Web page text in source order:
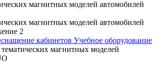
кабинетов Учебное оборудование
магнитных моделей